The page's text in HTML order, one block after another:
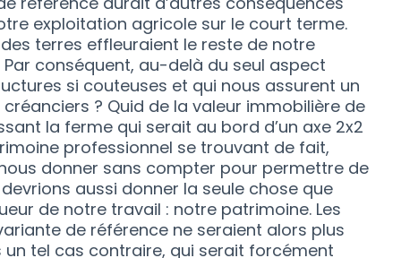
exploitation agricole sur le court terme.
terres effleuraient le reste de notre
conséquent, au-delà du seul aspect
si couteuses et qui nous assurent un
? Quid de la valeur immobilière de
la ferme qui serait au bord d’un axe 2x2
professionnel se trouvant de fait,
donner sans compter pour permettre de
aussi donner la seule chose que
de notre travail : notre patrimoine. Les
de référence ne seraient alors plus
un tel cas contraire, qui serait forcément